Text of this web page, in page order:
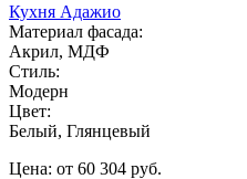
Кухня Адажио
Материал фасада:
Акрил, МДФ
Стиль:
Модерн
Цвет:
Белый, Глянцевый
Цена: от 60 304 руб.